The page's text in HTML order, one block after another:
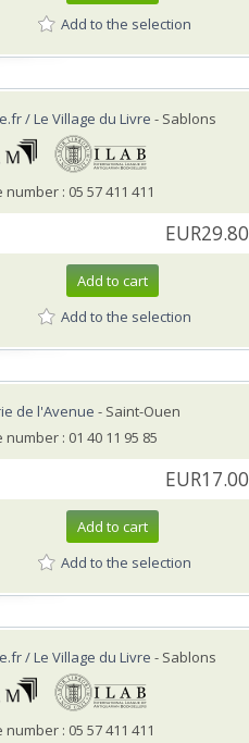
Add to the selection
/ Le Village du Livre - Sablons
number : 05 57 411 411
EUR29.80
Add to cart
Add to the selection
de l'Avenue - Saint-Ouen
number : 01 40 11 95 85
EUR17.00
Add to cart
Add to the selection
/ Le Village du Livre - Sablons
number : 05 57 411 411